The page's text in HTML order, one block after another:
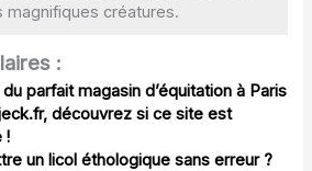
magnifiques créatures.
:
parfait magasin d’équitation à Paris
découvrez si ce site est
!
un licol éthologique sans erreur ?